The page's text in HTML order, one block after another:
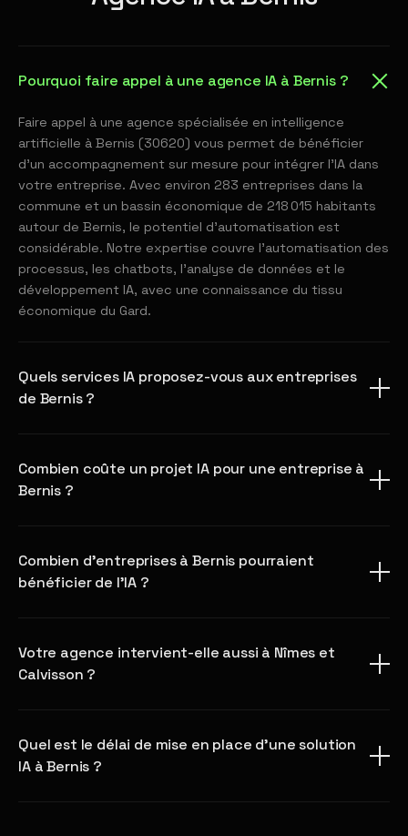
Pourquoi faire appel à une agence IA à Bernis ?
Faire appel à une agence spécialisée en intelligence
artificielle à Bernis (30620) vous permet de bénéficier
d'un accompagnement sur mesure pour intégrer l'IA dans
votre entreprise. Avec environ 283 entreprises dans la
commune et un bassin économique de 218 015 habitants
autour de Bernis, le potentiel d'automatisation est
considérable. Notre expertise couvre l'automatisation des
processus, les chatbots, l'analyse de données et le
développement IA, avec une connaissance du tissu
économique du Gard.
Quels services IA proposez-vous aux entreprises
de Bernis ?
Combien coûte un projet IA pour une entreprise à
Bernis ?
Combien d'entreprises à Bernis pourraient
bénéficier de l'IA ?
Votre agence intervient-elle aussi à Nîmes et
Calvisson ?
Quel est le délai de mise en place d'une solution
IA à Bernis ?